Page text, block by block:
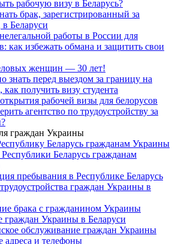
рабочую визу в Беларусь?
брак, зарегистрированный за
Беларуси
работы в России для
как избежать обмана и защитить свои
женщин — 30 лет!
знать перед выездом за границу на
как получить визу студента
рабочей визы для белорусов
агентство по трудоустройству за
граждан Украины
Беларусь гражданам Украины
Беларусь гражданам
пребывания в Республике Беларусь
граждан Украины в
брака с гражданином Украины
граждан Украины в Беларуси
обслуживание граждан Украины
адреса и телефоны